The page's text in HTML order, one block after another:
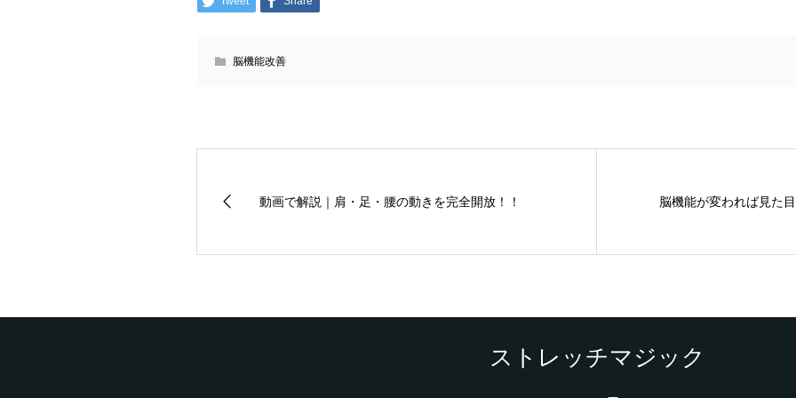
脳機能改善
動画で解説｜肩・足・腰の動きを完全開放！！ 脳機能が変われば見た
ストレッチマジック